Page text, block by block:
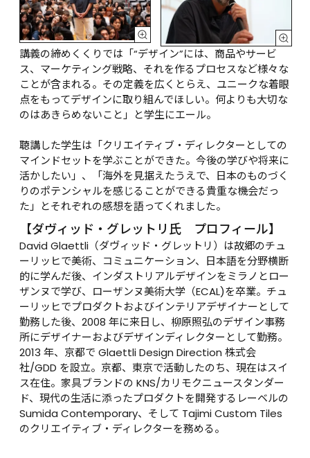
講義の締めくくりでは「“デザイン”には、商品やサービ
ス、マーケティング戦略、それを作るプロセスなど様々な
ことが含まれる。その定義を広くとらえ、ユニークな着眼
点をもってデザインに取り組んでほしい。何よりも大切な
のはあきらめないこと」と学生にエール。
聴講した学生は「クリエイティブ・ディレクターとしての
マインドセットを学ぶことができた。今後の学びや将来に
活かしたい」、「海外を見据えたうえで、日本のものづく
りのポテンシャルを感じることができる貴重な機会だっ
た」とそれぞれの感想を語ってくれました。
【ダヴィッド・グレットリ氏　プロフィール】
David Glaettli（ダヴィッド・グレットリ）は故郷のチュ
ーリッヒで美術、コミュニケーション、日本語を分野横断
的に学んだ後、インダストリアルデザインをミラノとロー
ザンヌで学び、ローザンヌ美術大学（ECAL)を卒業。チュ
ーリッヒでプロダクトおよびインテリアデザイナーとして
勤務した後、2008 年に来日し、柳原照弘のデザイン事務
所にデザイナーおよびデザインディレクターとして勤務。
2013 年、京都で Glaettli Design Direction 株式会
社/GDD を設立。京都、東京で活動したのち、現在はスイ
ス在住。家具ブランドの KNS/カリモクニュースタンダー
ド、現代の生活に添ったプロダクトを開発するレーベルの
Sumida Contemporary、そして Tajimi Custom Tiles
のクリエイティブ・ディレクターを務める。